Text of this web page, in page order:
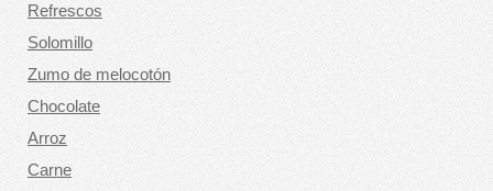
Refrescos
Solomillo
Zumo de melocotón
Chocolate
Arroz
Carne